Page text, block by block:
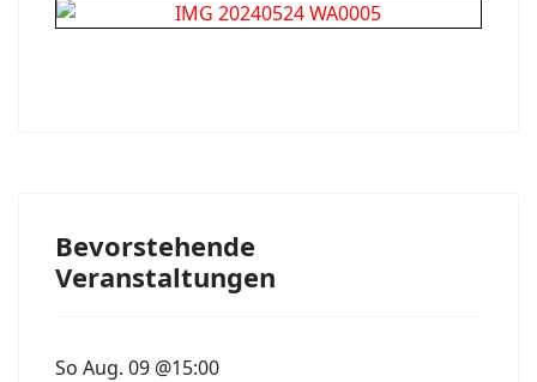
Bevorstehende
Veranstaltungen
So Aug. 09 @15:00